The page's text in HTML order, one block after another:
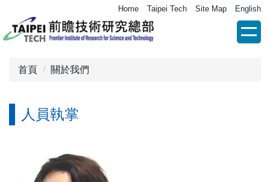
到
主
Home Taipei Tech Site Map English
首頁 關於我們
人員執掌